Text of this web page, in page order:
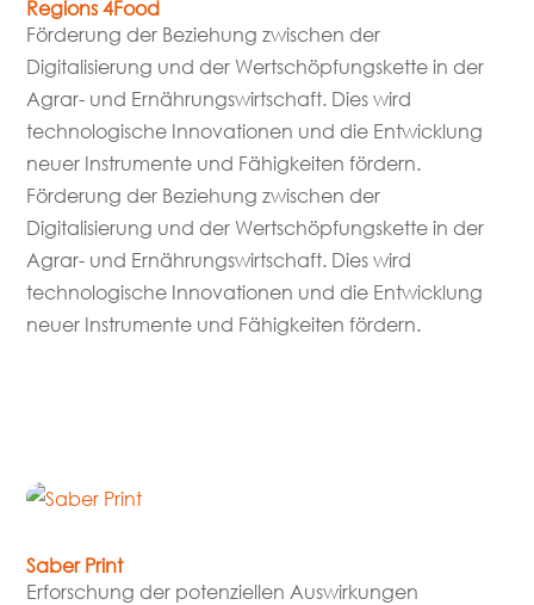
Regions 4Food
Förderung der Beziehung zwischen der
Digitalisierung und der Wertschöpfungskette in der
Agrar- und Ernährungswirtschaft. Dies wird
technologische Innovationen und die Entwicklung
neuer Instrumente und Fähigkeiten fördern.
Förderung der Beziehung zwischen der
Digitalisierung und der Wertschöpfungskette in der
Agrar- und Ernährungswirtschaft. Dies wird
technologische Innovationen und die Entwicklung
neuer Instrumente und Fähigkeiten fördern.
Saber Print
Erforschung der potenziellen Auswirkungen